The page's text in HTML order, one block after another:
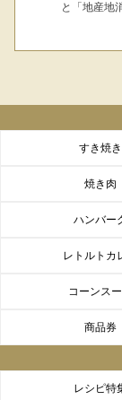
と「地産地
すき焼き
焼き肉
ハンバー
レトルトカ
コーンス
商品券
レシピ特